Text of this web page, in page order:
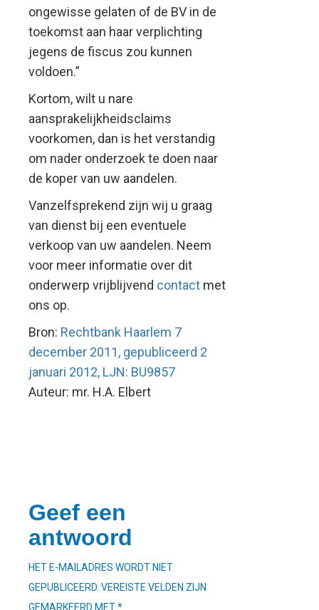
ongewisse gelaten of de BV in de
toekomst aan haar verplichting
jegens de fiscus zou kunnen
voldoen.”
Kortom, wilt u nare
aansprakelijkheidsclaims
voorkomen, dan is het verstandig
om nader onderzoek te doen naar
de koper van uw aandelen.
Vanzelfsprekend zijn wij u graag
van dienst bij een eventuele
verkoop van uw aandelen. Neem
voor meer informatie over dit
onderwerp vrijblijvend contact met
ons op.
Bron: Rechtbank Haarlem 7
december 2011, gepubliceerd 2
januari 2012, LJN: BU9857
Auteur: mr. H.A. Elbert
Geef een
antwoord
HET E-MAILADRES WORDT NIET
GEPUBLICEERD. VEREISTE VELDEN ZIJN
GEMARKEERD MET*